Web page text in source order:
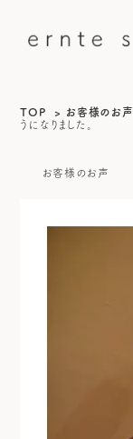
TOP お客様のお声
うになりました。
お客様のお声